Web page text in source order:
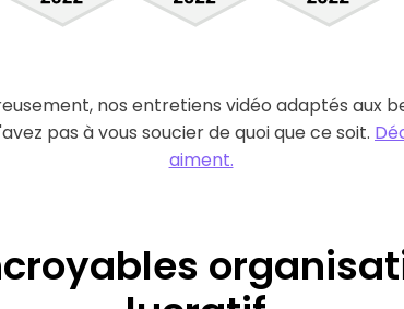
nos entretiens vidéo adaptés aux
pas à vous soucier de quoi que ce soit.
aiment.